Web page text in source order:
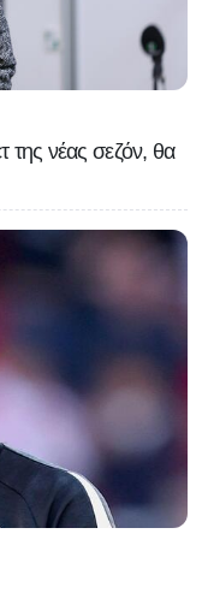
της νέας σεζόν, θα